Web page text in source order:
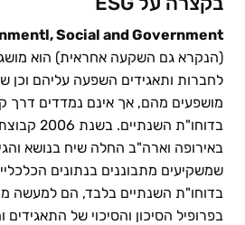
Social and Government
(הנקרא גם השקעה אחראית) הוא
לחברות ותאגידים השפעה עליהם וכן
מושפעים מהם, אך אינם נמדדים דרך
בדוחו"ת
באירופה וארה"ב החלה שיח בנושא
שמשקיעים מתבוננים בנתונים
בדוחו"ת השנתיים בלבד, הם למעשה
בפרופיל הסיכון והסיכוי של